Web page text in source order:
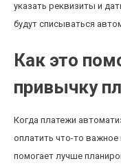
указать реквизиты и
будут списываться
Как это
привычку
Когда платежи
оплатить что-то важное
помогает лучше